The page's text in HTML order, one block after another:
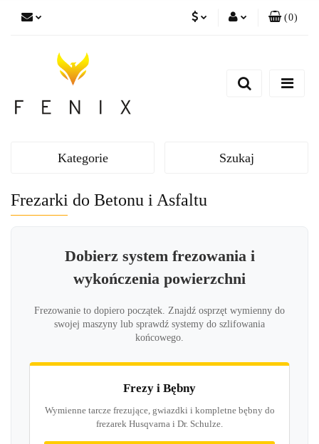
Zarejestruj się
(0)
Kategorie Szukaj
Frezarki do Betonu i Asfaltu
Dobierz system frezowania i
wykończenia powierzchni
Frezowanie to dopiero początek. Znajdź osprzęt wymienny do
swojej maszyny lub sprawdź systemy do szlifowania
końcowego.
Frezy i Bębny
Wymienne tarcze frezujące, gwiazdki i kompletne bębny do
frezarek Husqvarna i Dr. Schulze.